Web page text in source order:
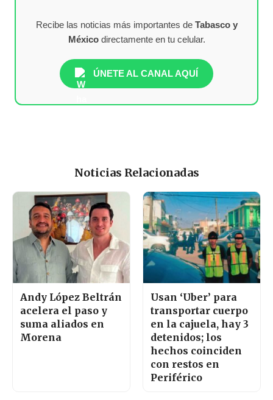
Recibe las noticias más importantes de Tabasco y
Méxicodirectamente en tu celular.
ÚNETE AL CANAL AQUÍ
Noticias Relacionadas
Andy López Beltrán
acelera el paso y
suma aliados en
Morena
Usan ‘Uber’ para
transportar cuerpo
en la cajuela, hay 3
detenidos; los
hechos coinciden
con restos en
Periférico